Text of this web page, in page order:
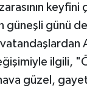
keyfini
güneşli günü
ilgili,
güzel,